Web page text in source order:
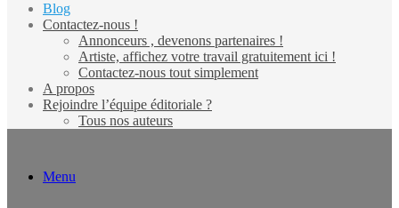
Blog
Contactez-nous !
Annonceurs , devenons partenaires !
Artiste, affichez votre travail gratuitement ici !
Contactez-nous tout simplement
A propos
Rejoindre l’équipe éditoriale ?
Tous nos auteurs
Menu